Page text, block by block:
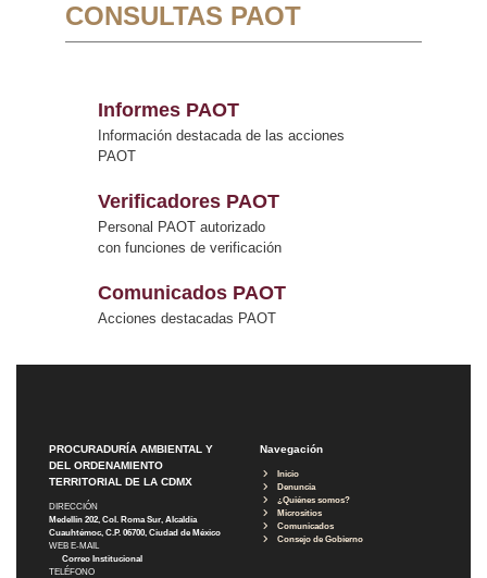
CONSULTAS PAOT
Informes PAOT
Información destacada de las acciones
PAOT
Verificadores PAOT
Personal PAOT autorizado
con funciones de verificación
Comunicados PAOT
Acciones destacadas PAOT
PROCURADURÍA AMBIENTAL Y
DEL ORDENAMIENTO
TERRITORIAL DE LA CDMX
DIRECCIÓN
Medellín 202, Col. Roma Sur, Alcaldía
Cuauhtémoc, C.P. 06700, Ciudad de México
WEB E-MAIL
Correo Institucional
TELÉFONO
Navegación
Inicio
Denuncia
¿Quiénes somos?
Micrositios
Comunicados
Consejo de Gobierno